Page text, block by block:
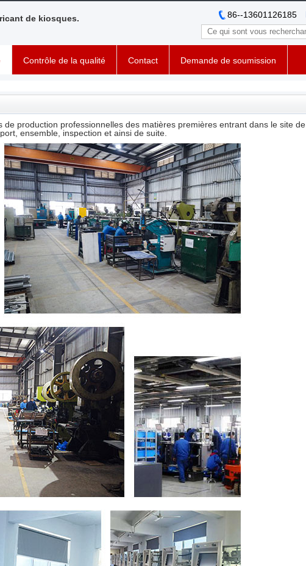
de kiosques. 86--13601126185
Contrôle de la qualité Contact Demande de soumission
de production professionnelles des matières premières entrant dans le site de
ensemble, inspection et ainsi de suite.